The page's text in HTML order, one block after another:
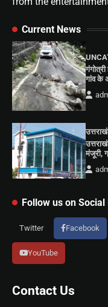
Current News
गांव के
मंजूरी,
Follow us on Social
Twitter Facebook
YouTube
Contact Us